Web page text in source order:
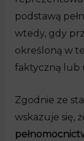
podstawą
wtedy, gdy
określoną w
faktyczną lub
Zgodnie ze
wskazuje się,